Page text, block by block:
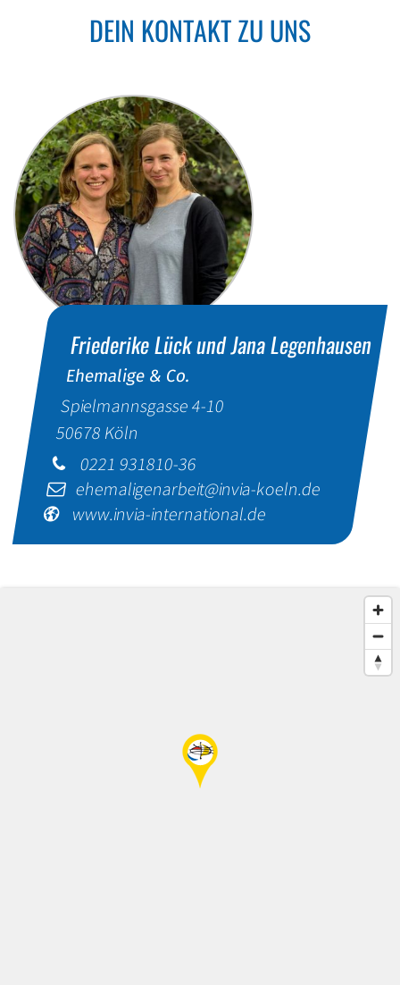
DEIN KONTAKT ZU UNS
Friederike Lück undJana Legenhausen
Ehemalige & Co.
Spielmannsgasse 4-10
50678 Köln
0221 931810-36
ehemaligenarbeit@invia-koeln.de
www.invia-international.de